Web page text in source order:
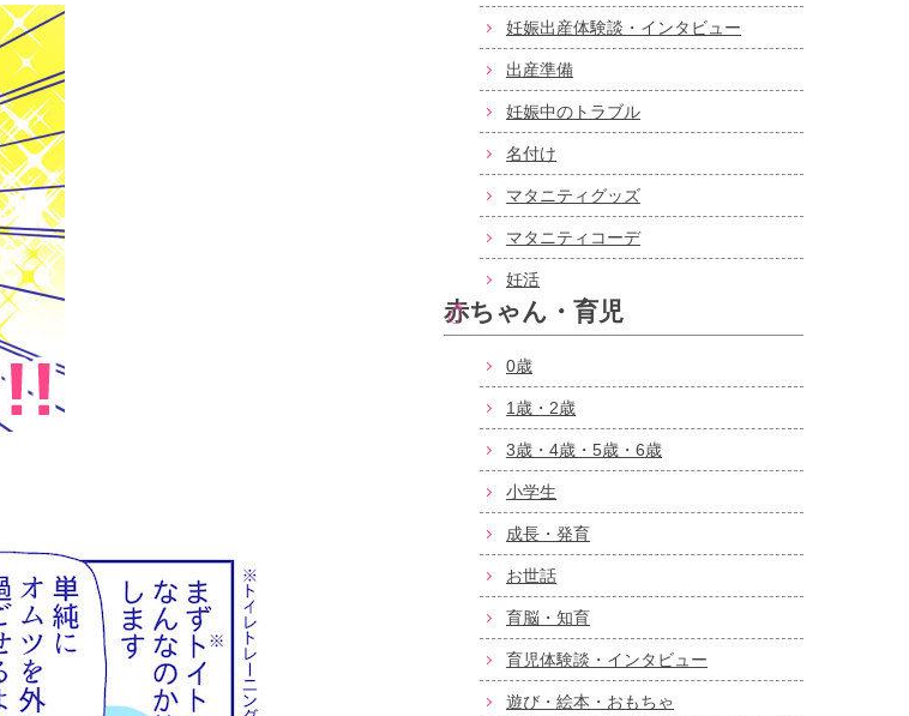
妊娠出産体験談・インタビュー
出産準備
妊娠中のトラブル
名付け
マタニティグッズ
マタニティコーデ
妊活
赤ちゃん・育児
0歳
1歳・2歳
3歳・4歳・5歳・6歳
小学生
成長・発育
お世話
育脳・知育
育児体験談・インタビュー
遊び・絵本・おもちゃ